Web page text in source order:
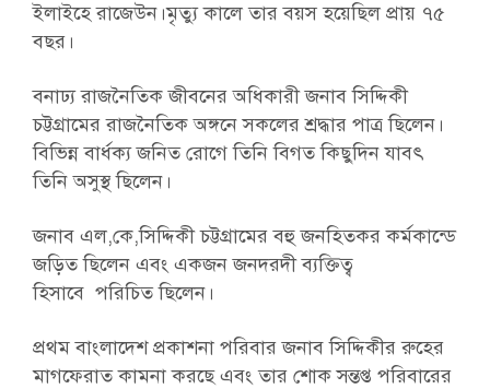
ইলাইহে রাজেউন।মৃত্যু কালে তার বয়স হয়েছিল প্রায় ৭৫
বছর।
বনাঢ্য রাজনৈতিক জীবনের অধিকারী জনাব সিদ্দিকী
চট্টগ্রামের রাজনৈতিক অঙ্গনে সকলের শ্রদ্ধার পাত্র ছিলেন।
বিভিন্ন বার্ধক্য জনিত রোগে তিনি বিগত কিছুদিন যাবৎ
তিনি অসুস্থ ছিলেন।
জনাব এল,কে,সিদ্দিকী চট্টগ্রামের বহু জনহিতকর কর্মকান্ডে
জড়িত ছিলেন এবং একজন জনদরদী ব্যক্তিত্ব
হিসাবে পরিচিত ছিলেন।
প্রথম বাংলাদেশ প্রকাশনা পরিবার জনাব সিদ্দিকীর রুহের
মাগফেরাত কামনা করছে এবং তার শোক সন্তপ্ত পরিবারের